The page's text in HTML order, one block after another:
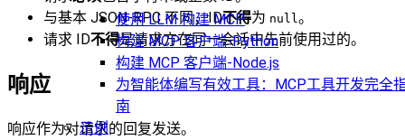
使用 LLM 构建 MCP
构建 MCP 客户端-Python
构建 MCP 客户端-Node.js
为智能体编写有效工具：MCP工具开发完全
南
示例
与基本 JSON-RPC 不同，ID不得为 null。
请求 ID不得是请求方在同一会话中先前使用过的。
响应
响应作为对请求的回复发送。